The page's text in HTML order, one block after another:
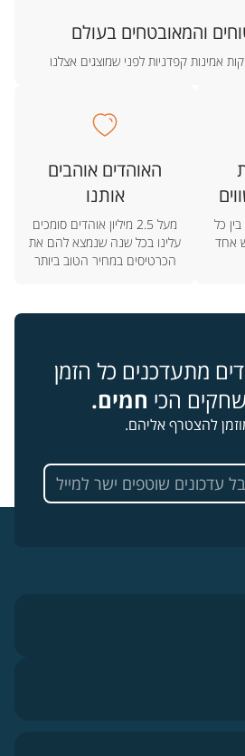
והמאובטחים בעולם
אמינות קפדניות לפני שמוצגים אצלנו
כל
אחד
האוהדים אוהבים
אותנו
מעל 2.5 מיליון אוהדים סומכים
עלינו בכל שנה שנמצא להם את
הכרטיסים במחיר הטוב ביותר
מתעדכנים כל הזמן
הכי חמים.
להצטרף אליהם.